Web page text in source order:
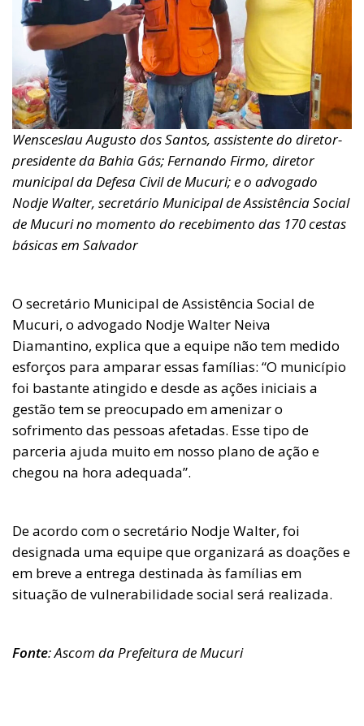
Wensceslau Augusto dos Santos, assistente do diretor-
presidente da Bahia Gás; Fernando Firmo, diretor
municipal da Defesa Civil de Mucuri; e o advogado
Nodje Walter, secretário Municipal de Assistência Social
de Mucuri no momento do recebimento das 170 cestas
básicas em Salvador
O secretário Municipal de Assistência Social de
Mucuri, o advogado Nodje Walter Neiva
Diamantino, explica que a equipe não tem medido
esforços para amparar essas famílias: “O município
foi bastante atingido e desde as ações iniciais a
gestão tem se preocupado em amenizar o
sofrimento das pessoas afetadas. Esse tipo de
parceria ajuda muito em nosso plano de ação e
chegou na hora adequada”.
De acordo com o secretário Nodje Walter, foi
designada uma equipe que organizará as doações e
em breve a entrega destinada às famílias em
situação de vulnerabilidade social será realizada.
Fonte: Ascom da Prefeitura de Mucuri